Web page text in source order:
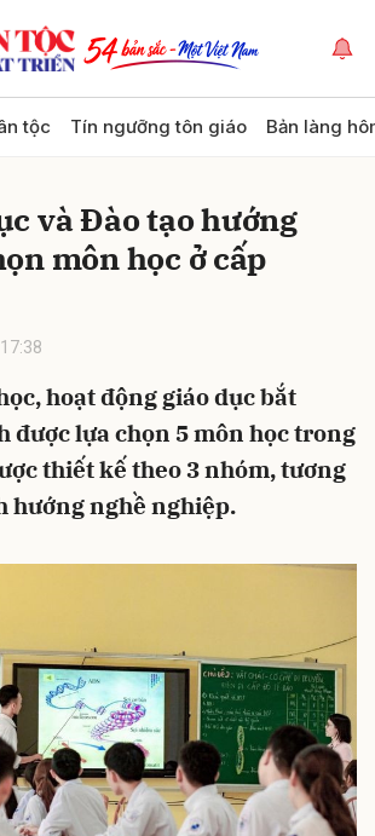
tộc Tín ngưỡng tôn giáo Bản làng
và Đào tạo hướng
môn học ở cấp
hoạt động giáo dục bắt
được lựa chọn 5 môn học trong
thiết kế theo 3 nhóm, tương
hướng nghề nghiệp.